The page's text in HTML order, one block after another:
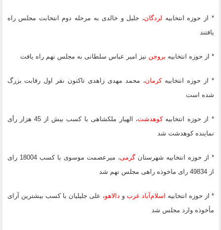
* از حوزه انتخابیه لردگان، جلیل و خالدی به مرحله دوم انتخابت مجلس راه
یافتند
* از حوزه انتخابیه بروجن نیز امیر عباس سلطانی به مجلس نهم راه یافت
* از حوزه انتخابیهکرمان، محمد مهدی زاهدی تاکنون نفر اول رقابت بزرگ
شده است
* از حوزه انتخابیهکوهدشت
، الهیار ملکشاهی با کسب بیش از 45 هزار رأی
نماینده کوهدشت شد
* از حوزه انتخابیه شهرستانگرمی
، میرعصمت موسوی با کسب 18004 رای
از 49834 رای ماخوذه راهی مجلس نهم شد
* از حوزه انتخابیه اسلام‌آبادغربو دالاهو، علی جلیلیان با کسب بیشترین آرای
مأخوذه وارد مجلس شد